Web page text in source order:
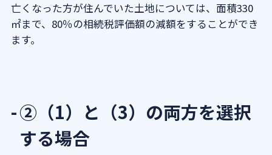
亡くなった方が住んでいた土地については、面積330
㎡まで、80％の相続税評価額の減額をすることができ
ます。
②（1）と（3）の両方を選択
する場合